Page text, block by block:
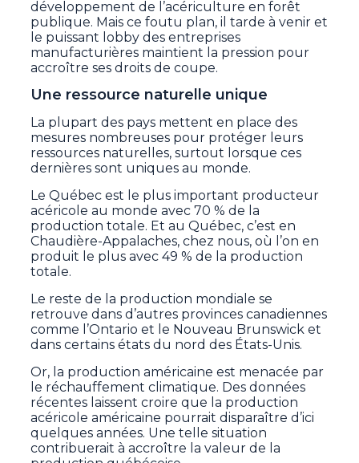
développement de l’acériculture en forêt
publique. Mais ce foutu plan, il tarde à venir et
le puissant lobby des entreprises
manufacturières maintient la pression pour
accroître ses droits de coupe.
Une ressource naturelle unique
La plupart des pays mettent en place des
mesures nombreuses pour protéger leurs
ressources naturelles, surtout lorsque ces
dernières sont uniques au monde.
Le Québec est le plus important producteur
acéricole au monde avec 70 % de la
production totale. Et au Québec, c’est en
Chaudière-Appalaches, chez nous, où l’on en
produit le plus avec 49 % de la production
totale.
Le reste de la production mondiale se
retrouve dans d’autres provinces canadiennes
comme l’Ontario et le Nouveau Brunswick et
dans certains états du nord des États-Unis.
Or, la production américaine est menacée par
le réchauffement climatique. Des données
récentes laissent croire que la production
acéricole américaine pourrait disparaître d’ici
quelques années. Une telle situation
contribuerait à accroître la valeur de la